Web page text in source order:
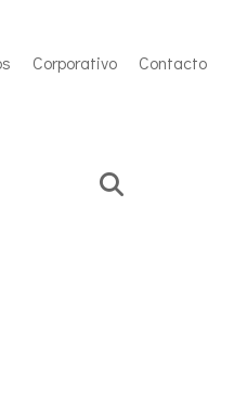
Corporativo Contacto